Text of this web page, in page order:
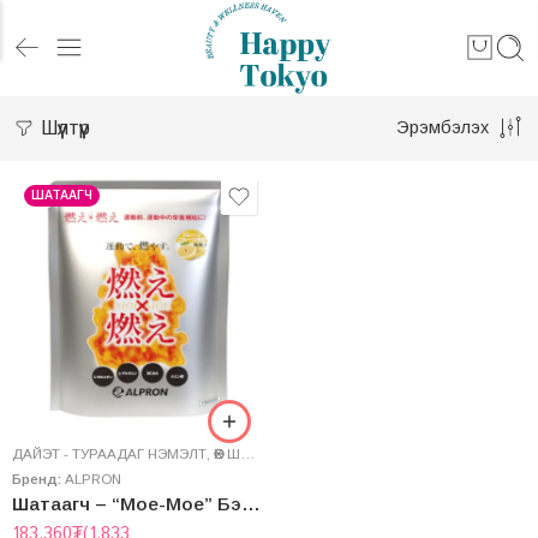
Шүүлтүүр Эрэмбэлэх
ШАТААГЧ
ДАЙЭТ - ТУРААДАГ НЭМЭЛТ ӨӨХ ШАТААГЧ
Бренд: ALPRON
Шатаагч – “Moe-Moe” Бэрсүүт жүржний амттай